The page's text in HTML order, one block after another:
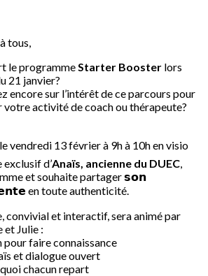
tous,
le programmeStarter Booster lors
21 janvier?
encore sur l’intérêt de ce parcours pour
votre activité de coach ou thérapeute?
vendredi 13 février à 9h à 10h en visio
d’Anaïs, ancienne du DUEC,
et souhaite partager 𝘀𝗼𝗻
en toute authenticité.
convivial et interactif, sera animé par
et Julie :
pour faire connaissance
et dialogue ouvert
chacun repart